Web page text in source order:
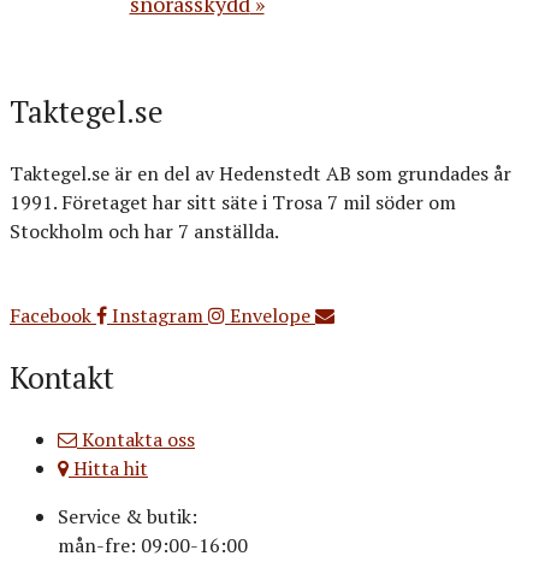
Taktegel.se
Taktegel.se är en del av Hedenstedt AB som grundades år
1991. Företaget har sitt säte i Trosa 7 mil söder om
Stockholm och har 7 anställda.
Facebook
Instagram Envelope
Kontakt
Kontakta oss
Hitta hit
Service & butik:
mån-fre: 09:00-16:00